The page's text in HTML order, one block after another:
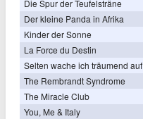
Die Spur der Teufelsträne
Der kleine Panda in Afrika
Kinder der Sonne
La Force du Destin
Selten wache ich träumend auf
The Rembrandt Syndrome
The Miracle Club
You, Me & Italy